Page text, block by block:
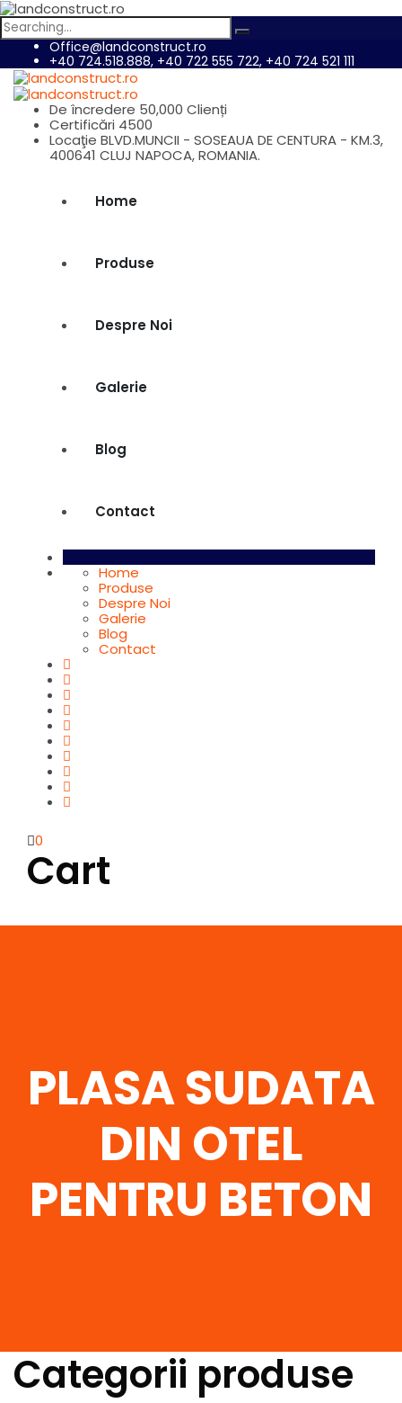
Search
for:
Office@landconstruct.ro
+40 724.518.888, +40 722 555 722, +40 724 521 111
De încredere 50,000 Clienți
Certificări 4500
Locaţie BLVD.MUNCII - SOSEAUA DE CENTURA - KM.3,
400641 CLUJ NAPOCA, ROMANIA.
Home
Produse
Despre Noi
Galerie
Blog
Contact
Home
Produse
Despre Noi
Galerie
Blog
Contact
0
Cart
PLASA SUDATA
DIN OTEL
PENTRU BETON
Categorii produse